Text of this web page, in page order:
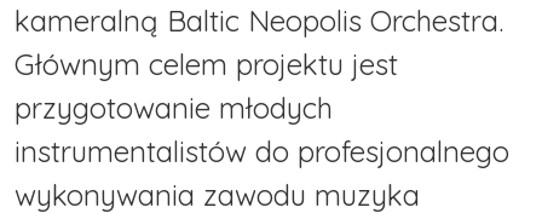
kameralną Baltic Neopolis Orchestra.
Głównym celem projektu jest
przygotowanie młodych
instrumentalistów do profesjonalnego
wykonywania zawodu muzyka